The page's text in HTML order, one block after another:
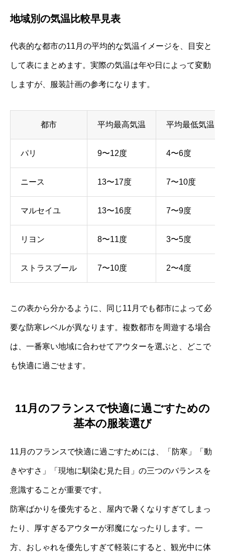
地域別の気温比較早見表
代表的な都市の11月の平均的な気温イメージを、目安と
して表にまとめます。実際の気温は年や日によって変動
しますが、服装計画の参考になります。
都市 平均最高気温 平均最低気温
パリ 9〜12度 4〜6度
ニース 13〜17度 7〜10度
マルセイユ 13〜16度 7〜9度
リヨン 8〜11度 3〜5度
ストラスブール 7〜10度 2〜4度
この表から分かるように、同じ11月でも都市によって必
要な防寒レベルが異なります。複数都市を周遊する場合
は、一番寒い地域に合わせてアウターを選ぶと、どこで
も快適に過ごせます。
11月のフランスで快適に過ごすための
基本の服装選び
11月のフランスで快適に過ごすためには、「防寒」「動
きやすさ」「現地に馴染む見た目」の三つのバランスを
意識することが重要です。
防寒ばかりを優先すると、屋内で暑くなりすぎてしまっ
たり、厚すぎるアウターが邪魔になったりします。一
方、おしゃれを優先しすぎて軽装にすると、観光中に体